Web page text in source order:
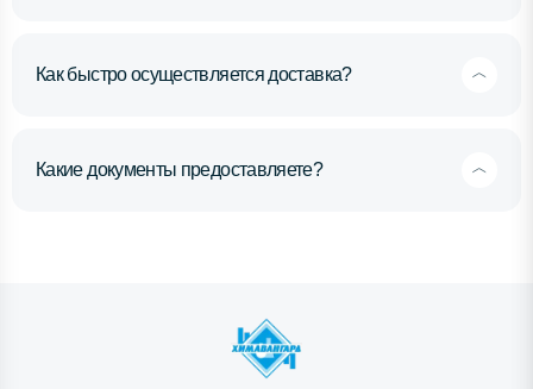
Как быстро осуществляется доставка?
Какие документы предоставляете?